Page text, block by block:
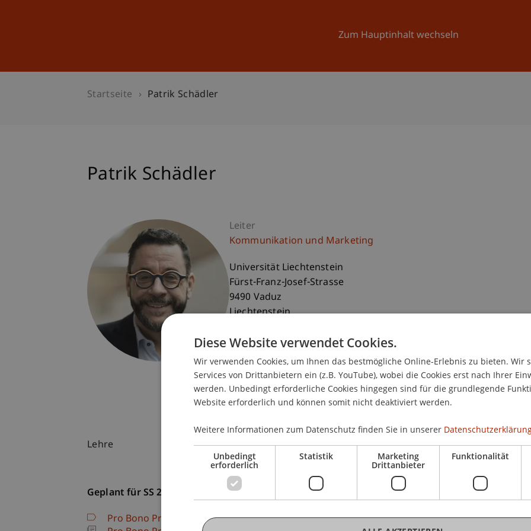
Zum Hauptinhalt wechseln
Universität Aktuelles
Startseite Patrik Schädler
Patrik Schädler
Leiter
Kommunikation und Marketing
Universität Liechtenstein
Fürst-Franz-Josef-Strasse
9490 Vaduz
Liechtenstein
T. +423 265 1109
Lehre
Geplant für SS 26
Pro Bono Projekt
(Modul)
Diese Website verwendet Cookies.
Wir verwenden Cookies, um Ihnen das bestmögliche Online-Erlebnis zu bieten. Wir
Services von Drittanbietern ein (z.B. YouTube), wobei die Cookies erst nach Ihrer
werden. Unbedingt erforderliche Cookies hingegen sind für die grundlegende
Website erforderlich und können somit nicht deaktiviert werden.
Weitere Informationen zum Datenschutz finden Sie in unserer
Unbedingt
erforderlich
Statistik Marketing
Drittanbieter
Funktionalität